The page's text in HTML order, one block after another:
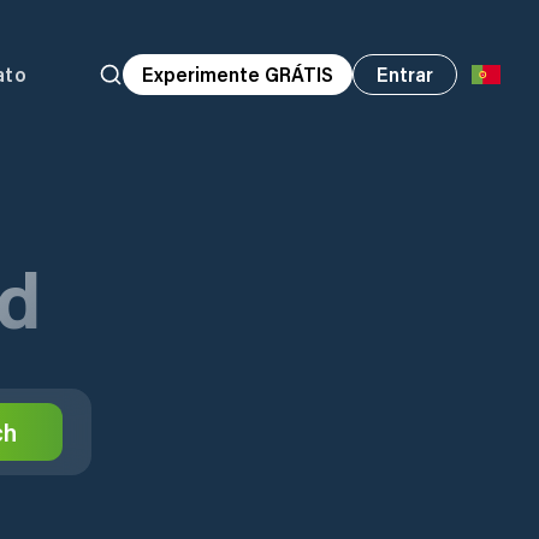
Experimente GRÁTIS Entrar